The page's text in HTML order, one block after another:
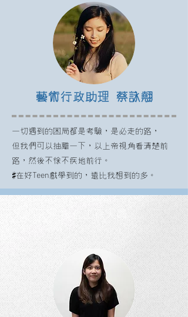
藝術行政助理 蔡詠翹
一切遇到的困局都是考驗，是必走的路，
但我們可以抽離一下，以上帝視角看清楚前
路，然後不徐不疾地前行。
#在好Teen戲學到的，遠比我想到的多。
後台工作人員